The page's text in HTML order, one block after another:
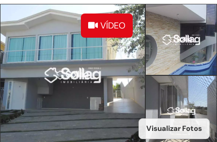
Visualizar Fotos
VÍDEO